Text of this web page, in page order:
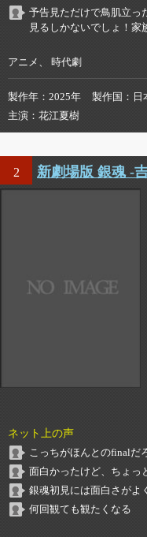
予告見ただけで鳥肌立っ
見るしかないでしょ！家
アニメ、 時代劇
製作年 2025年 製作国 日
主演
花江夏樹
2 新劇場版 銀魂 -
ネット上の声
こっちがほんとのfinalだ
面白かったけど、ちょっ
銀魂初見には面白さがよ
何回観ても観たくなる